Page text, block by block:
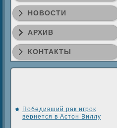
НОВОСТИ
АРХИВ
КОНТАКТЫ
Победивший рак игрок
вернется в Астон Виллу